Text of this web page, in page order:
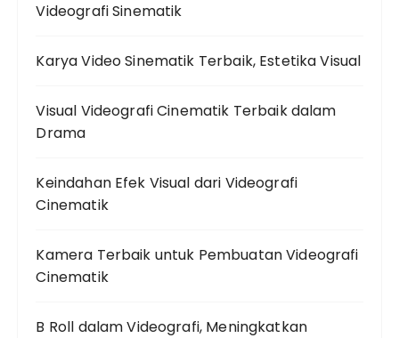
Videografi Sinematik
Karya Video Sinematik Terbaik, Estetika Visual
Visual Videografi Cinematik Terbaik dalam
Drama
Keindahan Efek Visual dari Videografi
Cinematik
Kamera Terbaik untuk Pembuatan Videografi
Cinematik
B Roll dalam Videografi, Meningkatkan